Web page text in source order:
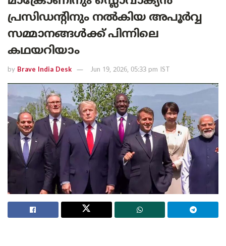
പ്രസിഡന്റിനും നൽകിയ അപൂർവ്വ
സമ്മാനങ്ങൾക്ക് പിന്നിലെ
കഥയറിയാം
by Brave India Desk Jun 19, 2026, 05:33 pm IST